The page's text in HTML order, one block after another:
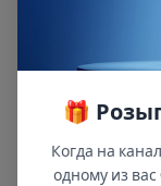
🎁
Когда на
одному из вас